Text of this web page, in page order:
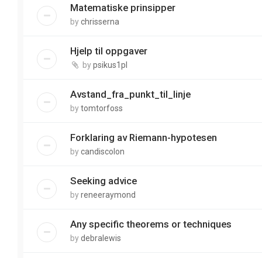
Matematiske prinsipper
bychrisserna
Hjelp til oppgaver
bypsikus1pl
Avstand_fra_punkt_til_linje
bytomtorfoss
Forklaring av Riemann-hypotesen
bycandiscolon
Seeking advice
byreneeraymond
Any specific theorems or techniques
bydebralewis